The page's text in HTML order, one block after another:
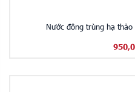
Nước đông trùng hạ